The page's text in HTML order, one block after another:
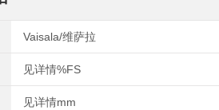
Vaisala/维萨拉
见详情%FS
见详情mm